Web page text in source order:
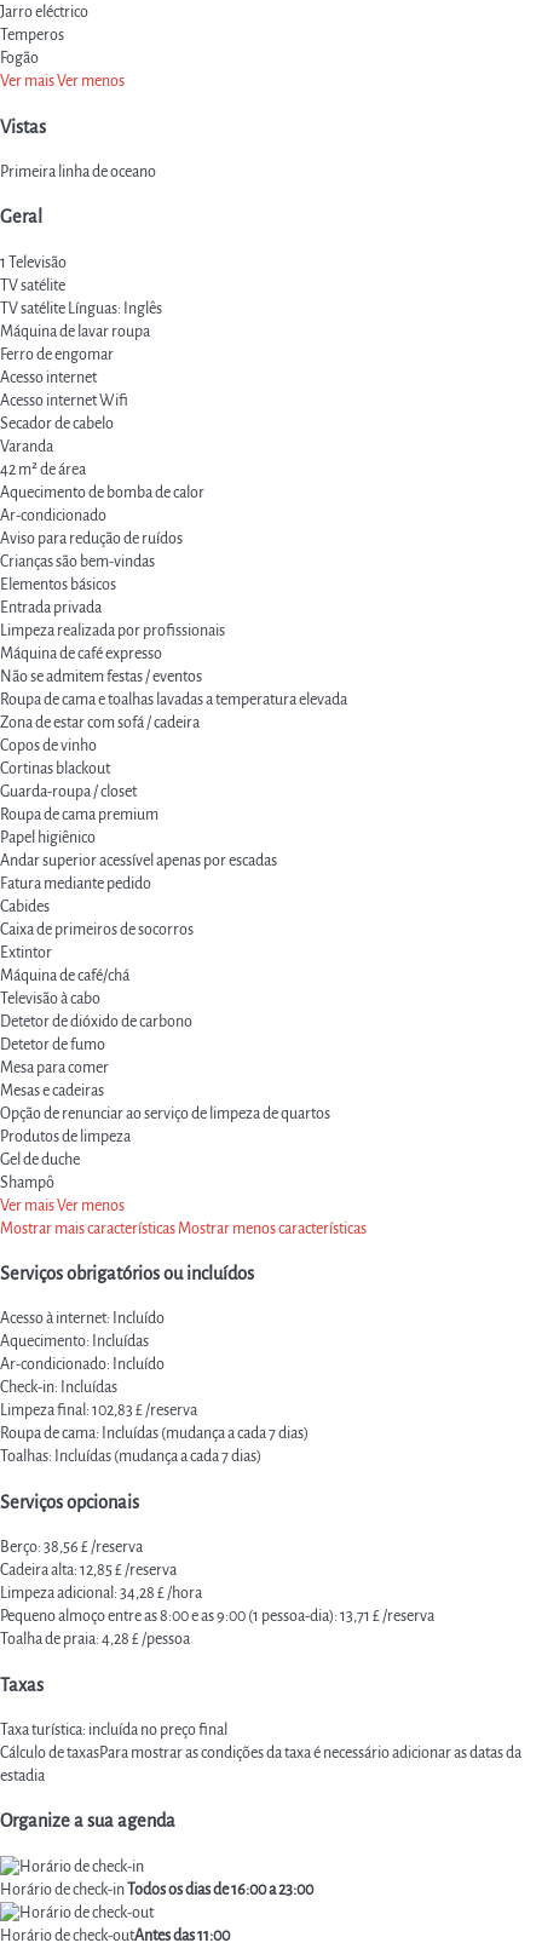
Jarro eléctrico
Temperos
Fogão
Ver maisVer menos
Vistas
Primeira linha de oceano
Geral
1 Televisão
TV satélite
TV satélite Línguas: Inglês
Máquina de lavar roupa
Ferro de engomar
Acesso internet
Acesso internetWifi
Secador de cabelo
Varanda
42 m² de área
Aquecimento de bomba de calor
Ar-condicionado
Aviso para redução de ruídos
Crianças são bem-vindas
Elementos básicos
Entrada privada
Limpeza realizada por profissionais
Máquina de café expresso
Não se admitem festas / eventos
Roupa de cama e toalhas lavadas a temperatura elevada
Zona de estar com sofá / cadeira
Copos de vinho
Cortinas blackout
Guarda-roupa / closet
Roupa de cama premium
Papel higiênico
Andar superior acessível apenas por escadas
Fatura mediante pedido
Cabides
Caixa de primeiros de socorros
Extintor
Máquina de café/chá
Televisão à cabo
Detetor de dióxido de carbono
Detetor de fumo
Mesa para comer
Mesas e cadeiras
Opção de renunciar ao serviço de limpeza de quartos
Produtos de limpeza
Gel de duche
Shampô
Ver maisVer menos
Mostrar mais características Mostrar menos características
Serviços obrigatórios ou incluídos
Acesso à internet: Incluído
Aquecimento: Incluídas
Ar-condicionado: Incluído
Check-in: Incluídas
Limpeza final: 102,83 £ /reserva
Roupa de cama: Incluídas (mudança a cada 7 dias)
Toalhas: Incluídas (mudança a cada 7 dias)
Serviços opcionais
Berço: 38,56 £ /reserva
Cadeira alta: 12,85 £ /reserva
Limpeza adicional: 34,28 £ /hora
Pequeno almoço entre as 8:00 e as 9:00 (1 pessoa-dia): 13,71 £ /reserva
Toalha de praia: 4,28 £ /pessoa
Taxas
Taxa turística: incluída no preço final
Cálculo de taxasPara mostrar as condições da taxa é necessário adicionar as datas da
estadia
Organize a sua agenda
Horário de check-inTodos os dias de 16:00 a 23:00
Horário de check-outAntes das 11:00